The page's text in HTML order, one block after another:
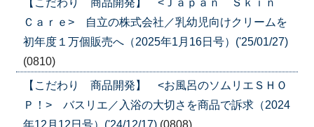
Ｃａｒｅ> 自立の株式会社／乳幼児向けクリームを
初年度１万個販売へ（2025年1月16日号）('25/01/27)
(0810)
【こだわり 商品開発】 <お風呂のソムリエＳＨＯ
Ｐ！> バスリエ／入浴の大切さを商品で訴求（2024
年12月12日号）('24/12/17) (0808)